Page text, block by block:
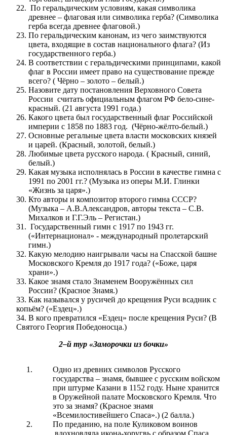
По геральдическим условиям, какая символика
древнее – флаговая или символика герба? (Символика
герба всегда древнее флаговой.)
По геральдическим канонам, из чего заимствуются
цвета, входящие в состав национального флага? (Из
государственного герба.)
В соответствии с геральдическими принципами, какой
флаг в России имеет право на существование прежде
всего? ( Чёрно – золото – белый.)
Назовите дату постановления Верховного Совета
России считать официальным флагом РФ бело-сине-
красный. (21 августа 1991 года.)
Какого цвета был государственный флаг Российской
империи с 1858 по 1883 год. (Чёрно-жёлто-белый.)
Основные регальные цвета власти московских князей
и царей. (Красный, золотой, белый.)
Любимые цвета русского народа. ( Красный, синий,
белый.)
Какая музыка исполнялась в России в качестве гимна с
1991 по 2001 гг.? (Музыка из оперы М.И. Глинки
«Жизнь за царя».)
Кто авторы и композитор второго гимна СССР?
(Музыка – А.В.Александров, авторы текста – С.В.
Михалков и Г.Г.Эль – Регистан.)
Государственный гимн с 1917 по 1943 гг.
(«Интернационал» - международный пролетарский
гимн.)
Какую мелодию наигрывали часы на Спасской башне
Московского Кремля до 1917 года? («Боже, царя
храни».)
Какое знамя стало Знаменем Вооружённых сил
России? (Красное Знамя.)
33. Как назывался у русичей до крещения Руси всадник с
копьём? («Ездец».)
34. В кого превратился «Ездец» после крещения Руси? (В
Святого Георгия Победоносца.)
2–й тур «Заморочки из бочки»
Одно из древних символов Русского
государства – знамя, бывшее с русским войском
при штурме Казани в 1152 году. Ныне хранится
в Оружейной палате Московского Кремля. Что
это за знамя? (Красное знамя
«Всемилостивейшего Спаса».) (2 балла.)
По преданию, на поле Куликовом воинов